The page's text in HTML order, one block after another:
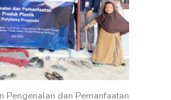
Pengenalan dan Pemanfaatan